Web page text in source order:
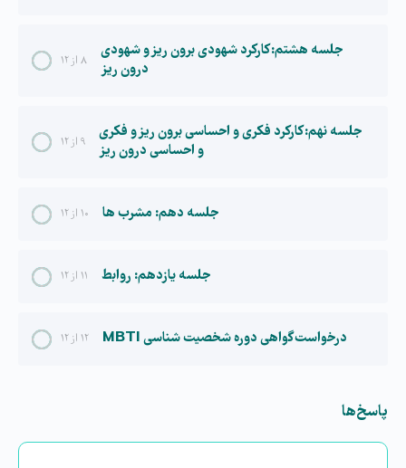
۸ از ۱۲
جلسه هشتم: کارکرد شهودی برون ریز و شهودی
درون ریز
۹ از ۱۲
جلسه نهم: کارکرد فکری و احساسی برون ریز و فکری
و احساسی درون ریز
۱۰ از ۱۲ جلسه دهم: مشرب ها
۱۱ از ۱۲ جلسه یازدهم: روابط
۱۲ از ۱۲ درخواست گواهی دوره شخصیت شناسی MBTI
پاسخ‌ها